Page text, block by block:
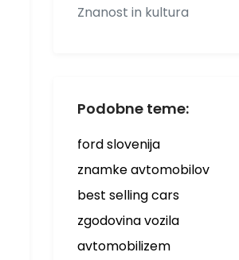
Znanost in kultura
Podobne teme:
ford slovenija
znamke avtomobilov
best selling cars
zgodovina vozila
avtomobilizem